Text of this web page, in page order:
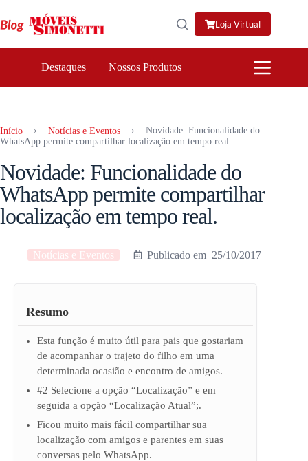
para
o
Loja Virtual
Destaques Nossos Produtos
Início › Notícias e Eventos ›
Novidade: Funcionalidade do
WhatsApp permite compartilhar localização em tempo real.
Novidade: Funcionalidade do
WhatsApp permite compartilhar
localização em tempo real.
Notícias e Eventos 25/10/2017
Resumo
Esta função é muito útil para pais que gostariam
de acompanhar o trajeto do filho em uma
determinada ocasião e encontro de amigos.
#2 Selecione a opção “Localização” e em
seguida a opção “Localização Atual”;.
Ficou muito mais fácil compartilhar sua
localização com amigos e parentes em suas
conversas pelo WhatsApp.